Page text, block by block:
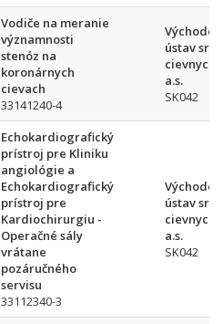
Vodiče na meranie
významnosti
stenóz na
koronárnych
cievach
33141240-4
ústav
cievnych
a.s.
SK042
Echokardiografický
prístroj pre Kliniku
angiológie a
Echokardiografický
prístroj pre
Kardiochirurgiu -
Operačné sály
vrátane
pozáručného
servisu
33112340-3
ústav
cievnych
a.s.
SK042